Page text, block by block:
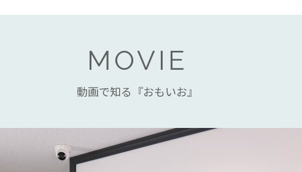
MOVIE
動画で知る『おもいお』